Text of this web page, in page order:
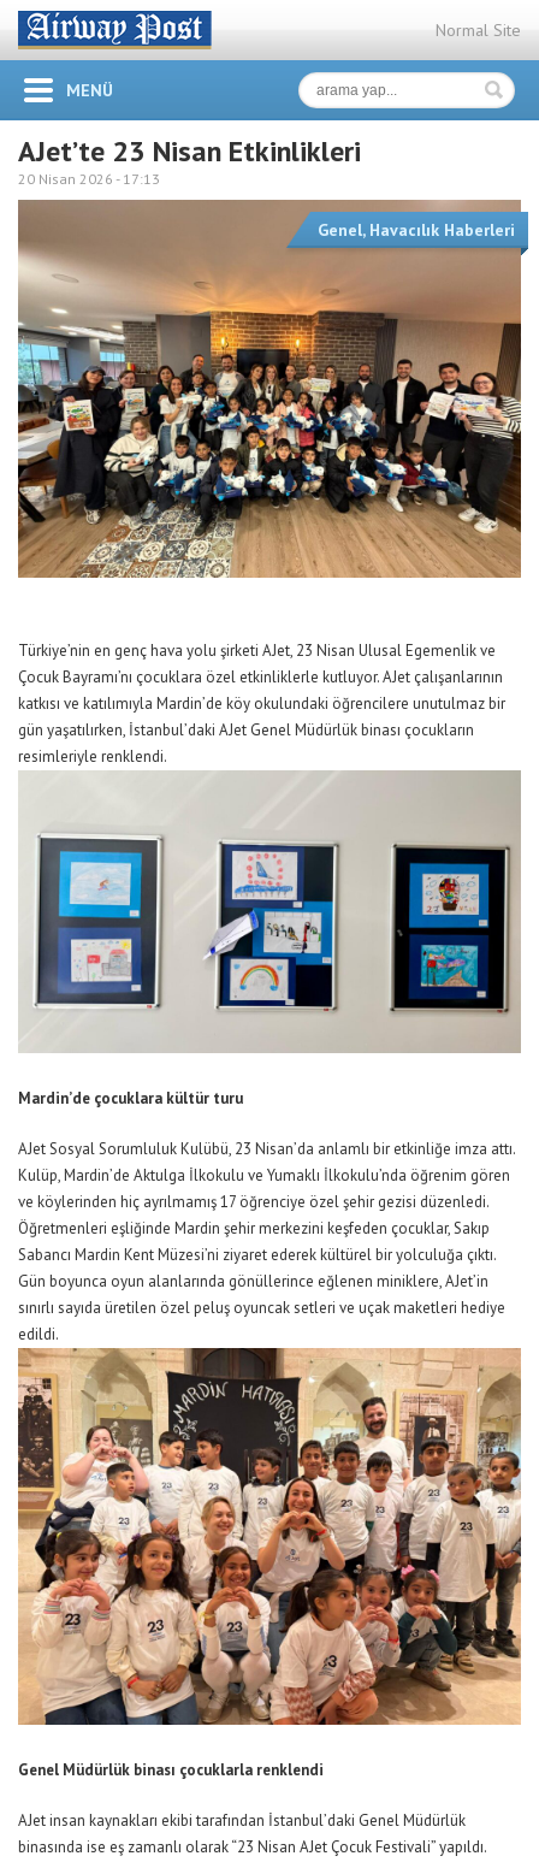
Normal Site
MENÜ
AJet’te 23 Nisan Etkinlikleri
20 Nisan 2026 - 17:13
Genel, Havacılık Haberleri
Türkiye’nin en genç hava yolu şirketi AJet, 23 Nisan Ulusal Egemenlik ve
Çocuk Bayramı’nı çocuklara özel etkinliklerle kutluyor. AJet çalışanlarının
katkısı ve katılımıyla Mardin’de köy okulundaki öğrencilere unutulmaz bir
gün yaşatılırken, İstanbul’daki AJet Genel Müdürlük binası çocukların
resimleriyle renklendi.
Mardin’de çocuklara kültür turu
AJet Sosyal Sorumluluk Kulübü, 23 Nisan’da anlamlı bir etkinliğe imza attı.
Kulüp, Mardin’de Aktulga İlkokulu ve Yumaklı İlkokulu’nda öğrenim gören
ve köylerinden hiç ayrılmamış 17 öğrenciye özel şehir gezisi düzenledi.
Öğretmenleri eşliğinde Mardin şehir merkezini keşfeden çocuklar, Sakıp
Sabancı Mardin Kent Müzesi’ni ziyaret ederek kültürel bir yolculuğa çıktı.
Gün boyunca oyun alanlarında gönüllerince eğlenen miniklere, AJet’in
sınırlı sayıda üretilen özel peluş oyuncak setleri ve uçak maketleri hediye
edildi.
Genel Müdürlük binası çocuklarla renklendi
AJet insan kaynakları ekibi tarafından İstanbul’daki Genel Müdürlük
binasında ise eş zamanlı olarak “23 Nisan AJet Çocuk Festivali” yapıldı.